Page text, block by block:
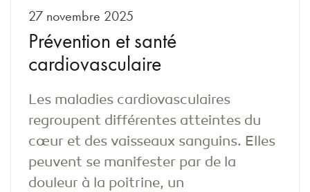
27 novembre 2025
Prévention et santé
cardiovasculaire
Les maladies cardiovasculaires
regroupent différentes atteintes du
cœur et des vaisseaux sanguins. Elles
peuvent se manifester par de la
douleur à la poitrine, un
S’inscrire à notre infolettre